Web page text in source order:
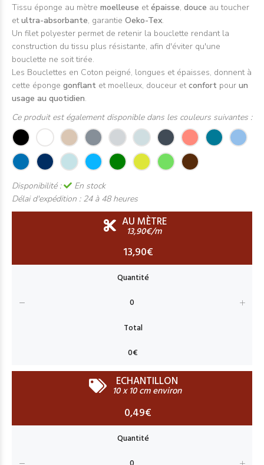
Tissu éponge au mètre moelleuse etépaisse, douce au toucher
etultra-absorbante, garantie Oeko-Tex.
Un filet polyester permet de retenir la bouclette rendant la
construction du tissu plus résistante, afin d'éviter qu'une
bouclette ne soit tirée.
Les Bouclettes en Coton peigné, longues et épaisses, donnent à
cette éponge gonflant et moelleux, douceur etconfort pour un
usage au quotidien.
Ce produit est également disponible dans les couleurs suivantes :
Disponibilité :
En stock
Délai d'expédition : 24 à 48 heures
AU MÈTRE
13,90€/m
13,90€
ECHANTILLON
10 x 10 cm environ
0,49€